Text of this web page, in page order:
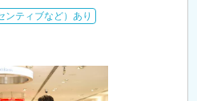
ンティブなど）あり